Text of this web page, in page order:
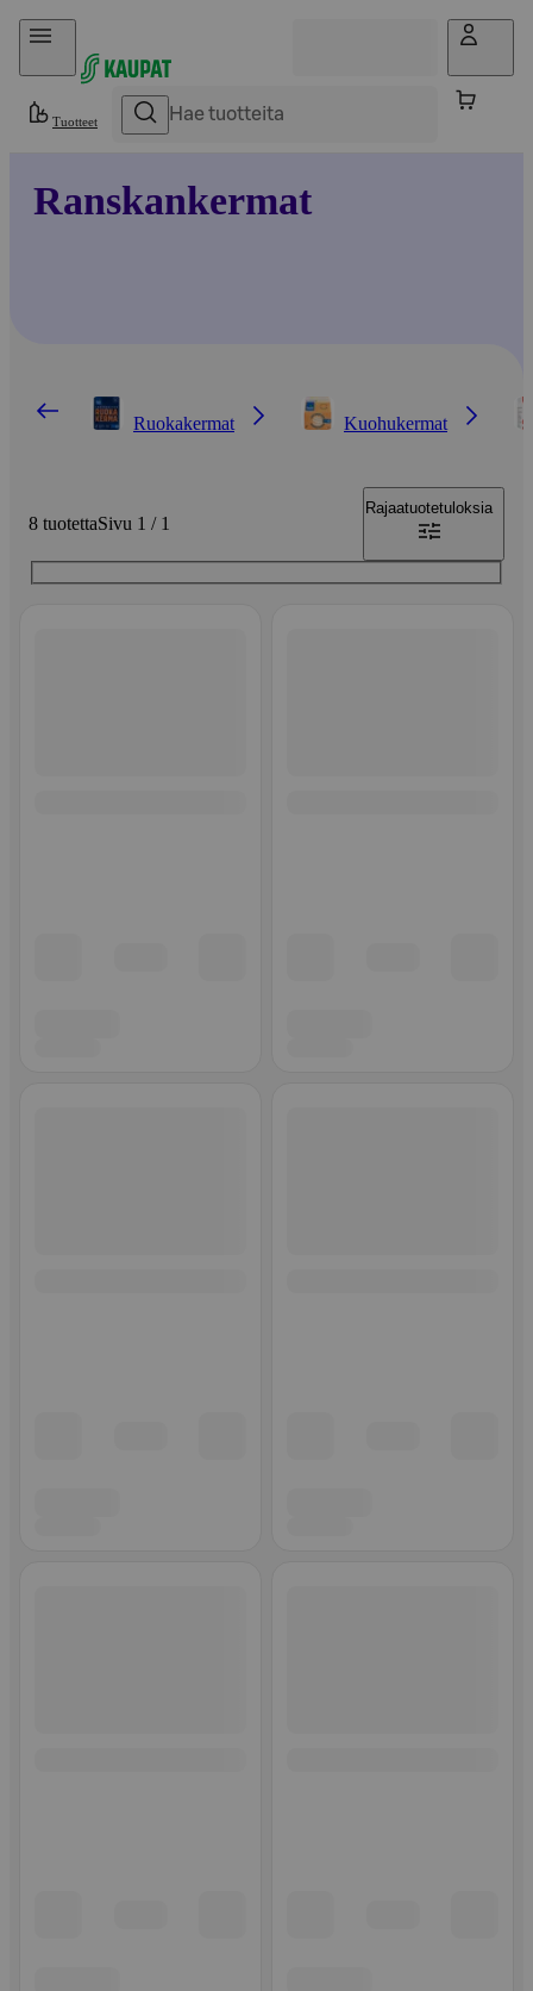
Hyppää sisältöön
Tuotteet
Ranskankermat
Ruokakermat Kuohukermat
8 tuotettaSivu 1 / 1
Rajaatuotetuloksia